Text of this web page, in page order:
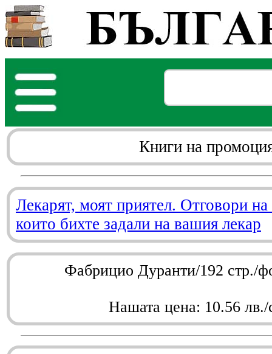
Книги на
Лекарят, моят приятел. Отговори
които бихте задали на вашия лекар
Фабрицио Дуранти/192 стр./
Нашата цена: 10.56 лв./